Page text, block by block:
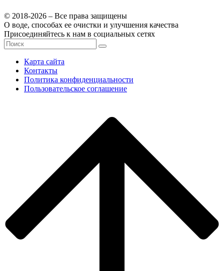
© 2018-2026 – Все права защищены
О воде, способах ее очистки и улучшения качества
Присоединяйтесь к нам в социальных сетях
Карта сайта
Контакты
Политика конфиденциальности
Пользовательское соглашение